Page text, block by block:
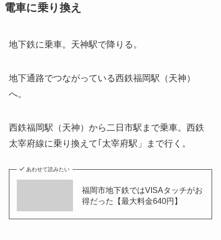
電車に乗り換え
地下鉄に乗車。天神駅で降りる。
地下通路でつながっている西鉄福岡駅（天神）
へ。
西鉄福岡駅（天神）から二日市駅まで乗車。西鉄
太宰府線に乗り換えて｢太宰府駅」まで行く。
あわせて読みたい
福岡市地下鉄ではVISAタッチがお
得だった【最大料金640円】